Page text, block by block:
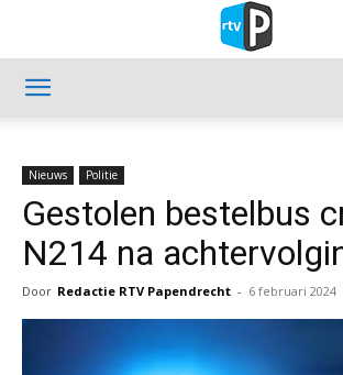
Nieuws Politie
Gestolen bestelbus
N214 na
Door Redactie RTV Papendrecht - 6 februari 2024